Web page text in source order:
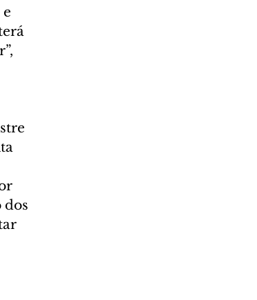
dos